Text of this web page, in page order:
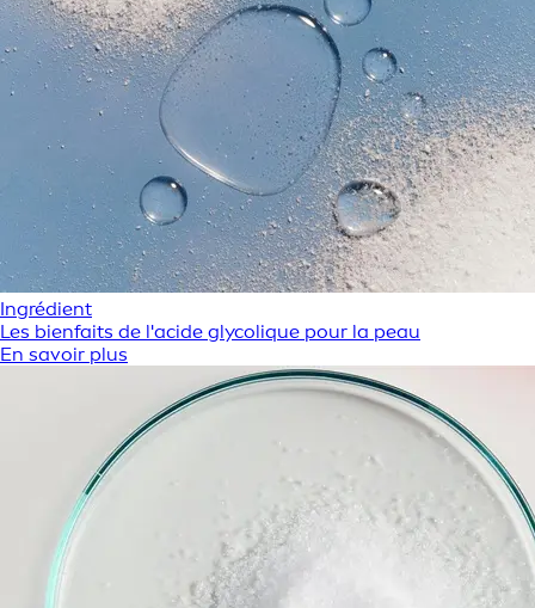
Ingrédient
Les bienfaits de l'acide glycolique pour la peau
En savoir plus